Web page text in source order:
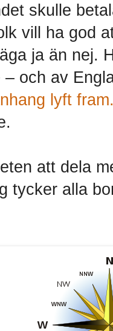
skulle
vill ha god
ja än nej.
– och av
lyft
att dela
tycker alla